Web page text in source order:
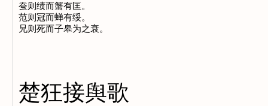
蚕则绩而蟹有匡。
范则冠而蝉有绥。
楚狂接舆歌